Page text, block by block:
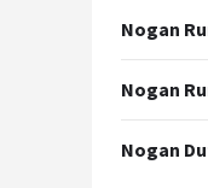
POPULAIRE
Nogan
Nogan
Nogan